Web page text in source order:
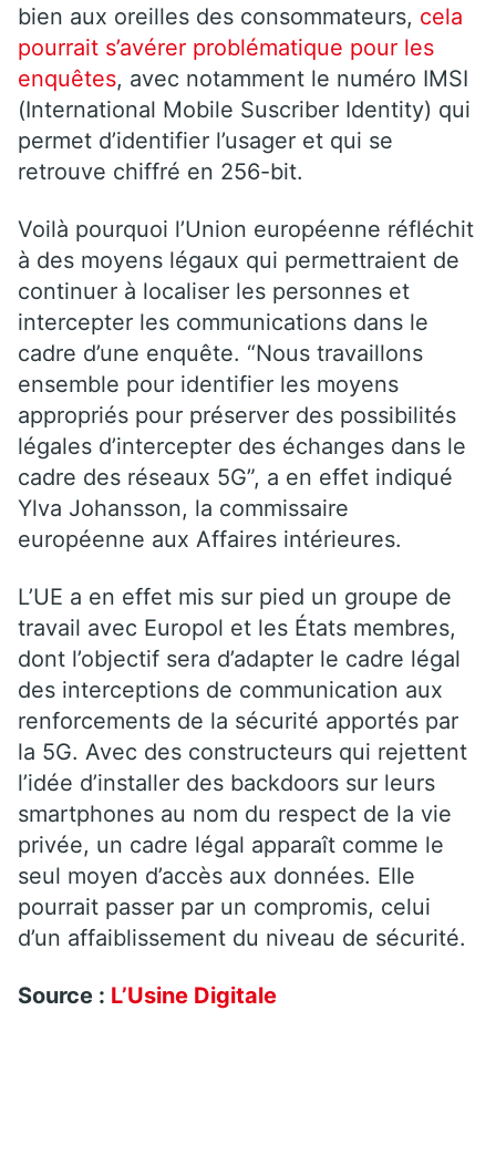
bien aux oreilles des consommateurs, cela
pourrait s’avérer problématique pour les
enquêtes, avec notamment le numéro IMSI
(International Mobile Suscriber Identity) qui
permet d’identifier l’usager et qui se
retrouve chiffré en 256-bit.
Voilà pourquoi l’Union européenne réfléchit
à des moyens légaux qui permettraient de
continuer à localiser les personnes et
intercepter les communications dans le
cadre d’une enquête. “Nous travaillons
ensemble pour identifier les moyens
appropriés pour préserver des possibilités
légales d’intercepter des échanges dans le
cadre des réseaux 5G”, a en effet indiqué
Ylva Johansson, la commissaire
européenne aux Affaires intérieures.
L’UE a en effet mis sur pied un groupe de
travail avec Europol et les États membres,
dont l’objectif sera d’adapter le cadre légal
des interceptions de communication aux
renforcements de la sécurité apportés par
la 5G. Avec des constructeurs qui rejettent
l’idée d’installer des backdoors sur leurs
smartphones au nom du respect de la vie
privée, un cadre légal apparaît comme le
seul moyen d’accès aux données. Elle
pourrait passer par un compromis, celui
d’un affaiblissement du niveau de sécurité.
Source : L’Usine Digitale